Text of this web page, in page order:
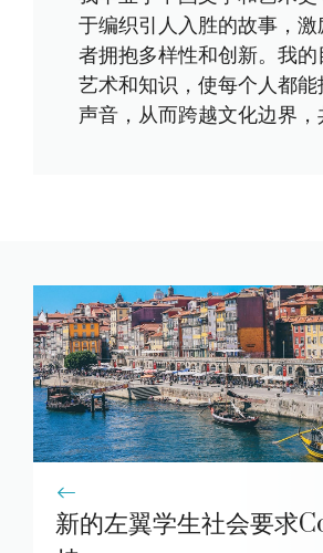
于编织引人入胜的故事，
者拥抱多样性和创新。我
艺术和知识，使每个人都
声音，从而跨越文化边界，
新的左翼学生社会要求